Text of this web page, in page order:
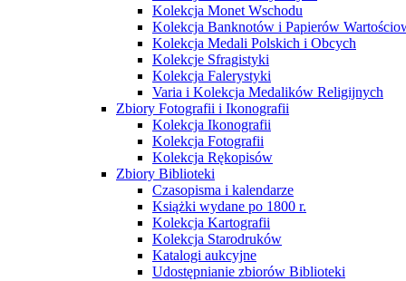
Kolekcja Monet Wschodu
Kolekcja Banknotów i Papierów
Kolekcja Medali Polskich i Obcych
Kolekcje Sfragistyki
Kolekcja Falerystyki
Varia i Kolekcja Medalików Religijnych
Zbiory Fotografii i Ikonografii
Kolekcja Ikonografii
Kolekcja Fotografii
Kolekcja Rękopisów
Zbiory Biblioteki
Czasopisma i kalendarze
Książki wydane po 1800 r.
Kolekcja Kartografii
Kolekcja Starodruków
Katalogi aukcyjne
Udostępnianie zbiorów Biblioteki